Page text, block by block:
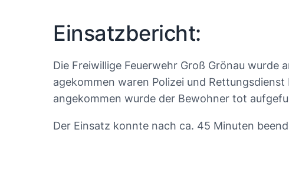
Einsatzbericht:
Die Freiwillige Feuerwehr Groß Grönau wurde
agekommen waren Polizei und
angekommen wurde der Bewohner tot
Der Einsatz konnte nach ca. 45 Minuten